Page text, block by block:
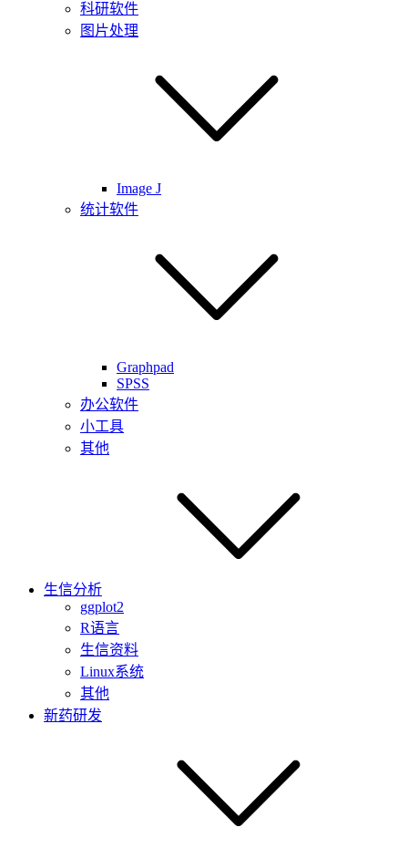
科研软件
图片处理
Image J
统计软件
Graphpad
SPSS
办公软件
小工具
其他
生信分析
ggplot2
R语言
生信资料
Linux系统
其他
新药研发